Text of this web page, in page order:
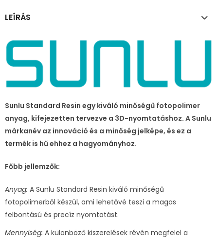
LEÍRÁS
Sunlu Standard Resin egy kiváló minőségű fotopolimer
anyag, kifejezetten tervezve a 3D-nyomtatáshoz. A Sunlu
márkanév az innováció és a minőség jelképe, és ez a
termék is hű ehhez a hagyományhoz.
Főbb jellemzők:
Anyag: A Sunlu Standard Resin kiváló minőségű
fotopolimerből készül, ami lehetővé teszi a magas
felbontású és precíz nyomtatást.
Mennyiség: A különböző kiszerelések révén megfelel a